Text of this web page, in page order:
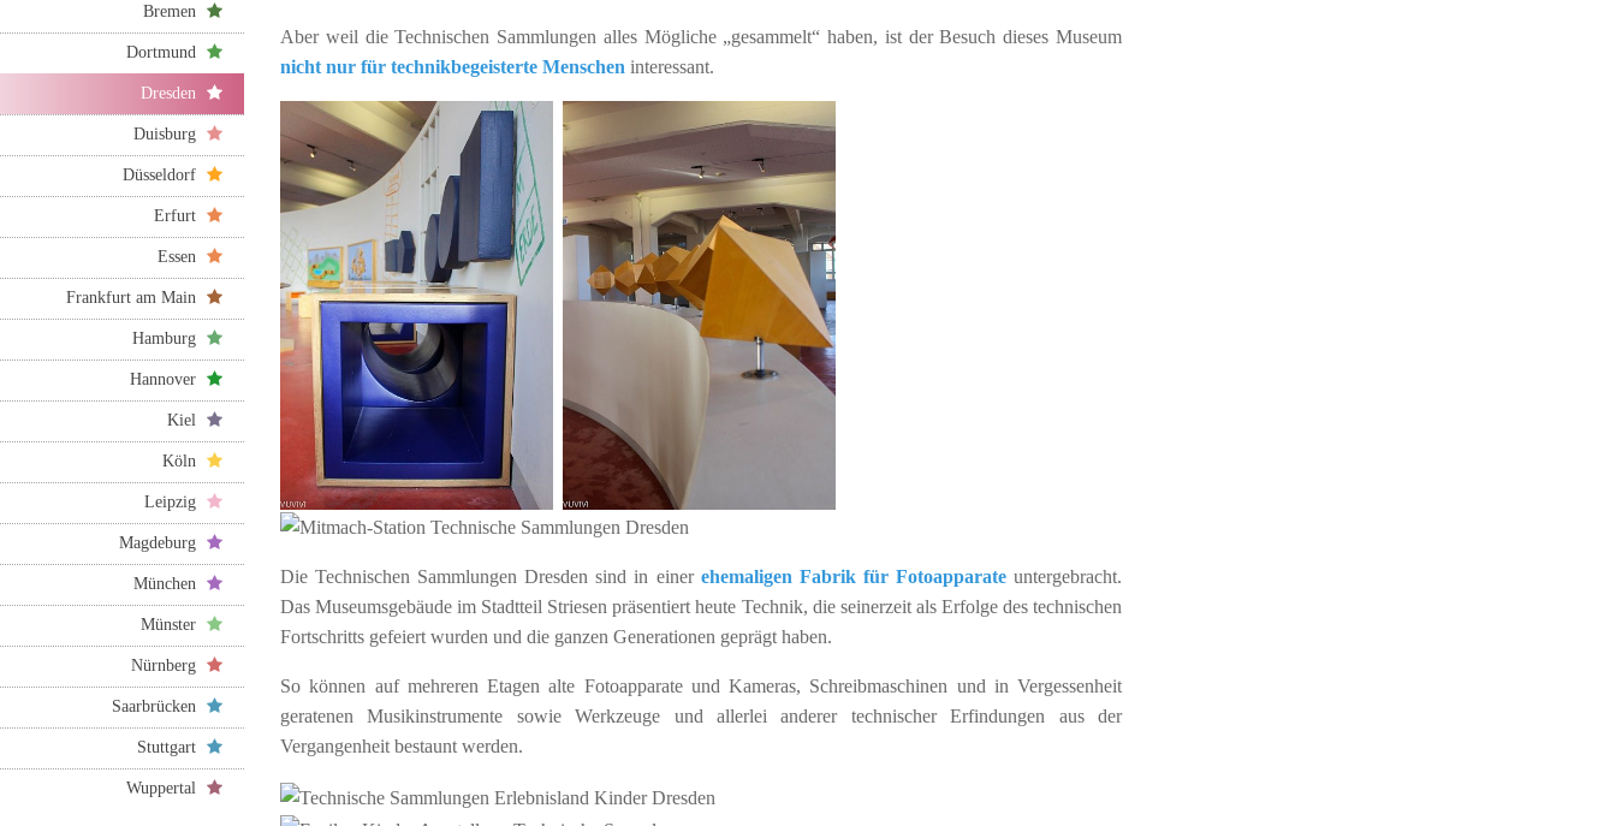
Bremen
Dortmund
Dresden
Duisburg
Düsseldorf
Erfurt
Essen
Frankfurt am Main
Hamburg
Hannover
Kiel
Köln
Leipzig
Magdeburg
München
Münster
Nürnberg
Saarbrücken
Stuttgart
Wuppertal
Aber weil die Technischen Sammlungen alles Mögliche „gesammelt“ haben, ist der Besuch dieses Museum
nicht nur für technikbegeisterte Menschen interessant.
Die Technischen Sammlungen Dresden sind in einer ehemaligen Fabrik für Fotoapparateuntergebracht.
Das Museumsgebäude im Stadtteil Striesen präsentiert heute Technik, die seinerzeit als Erfolge des technischen
Fortschritts gefeiert wurden und die ganzen Generationen geprägt haben.
So können auf mehreren Etagen alte Fotoapparate und Kameras, Schreibmaschinen und in Vergessenheit
geratenen Musikinstrumente sowie Werkzeuge und allerlei anderer technischer Erfindungen aus der
Vergangenheit bestaunt werden.